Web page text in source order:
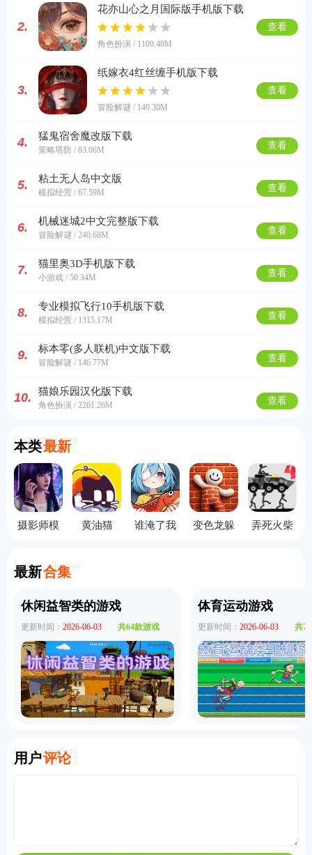
2.
花亦山心之月国际版手机版下载
角色扮演 / 1109.48M
查看
3.
纸嫁衣4红丝缠手机版下载
冒险解谜 / 149.30M
查看
4. 猛鬼宿舍魔改版下载
策略塔防 / 83.06M 查看
5. 粘土无人岛中文版
模拟经营 / 67.59M 查看
6. 机械迷城2中文完整版下载
冒险解谜 / 240.68M 查看
7. 猫里奥3D手机版下载
小游戏 / 50.34M 查看
8. 专业模拟飞行10手机版下载
模拟经营 / 1315.17M 查看
9. 标本零(多人联机)中文版下载
冒险解谜 / 146.77M 查看
10. 猫娘乐园汉化版下载
角色扮演 / 2261.26M 查看
本类最新
Currently Latest
摄影师模
版
黄油猫
谁淹了我
变色龙躲
弄死火柴
最新合集
Latest Collection
休闲益智类的游戏
更新时间： 2026-06-03 共64款游戏
体育运动游戏
更新时间： 2026-06-03 共
用户评论
User Comments